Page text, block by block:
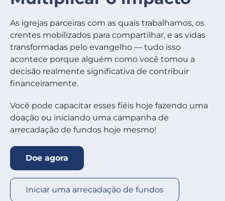
As igrejas parceiras com as quais trabalhamos, os
crentes mobilizados para compartilhar, e as vidas
transformadas pelo evangelho — tudo isso
acontece porque alguém como você tomou a
decisão realmente significativa de contribuir
financeiramente.
Você pode capacitar esses fiéis hoje fazendo uma
doação ou iniciando uma campanha de
arrecadação de fundos hoje mesmo!
Doe agora
Iniciar uma arrecadação de fundos